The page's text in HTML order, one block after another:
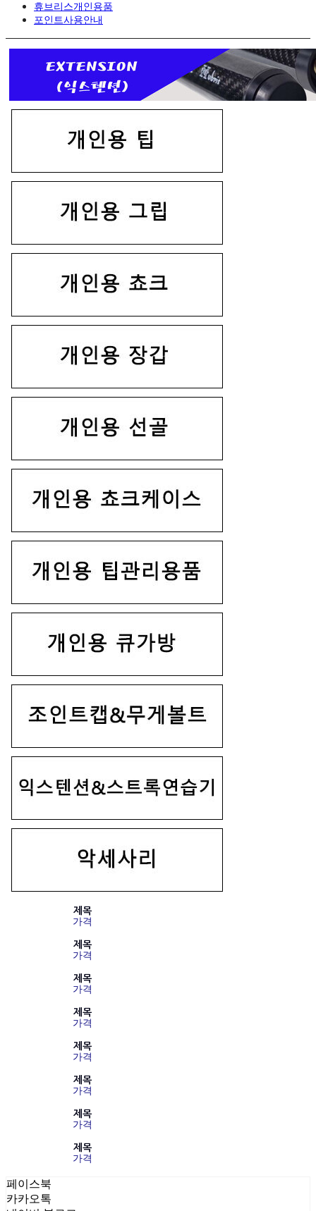
휴브리스개인용품
포인트사용안내
제목
가격
제목
가격
제목
가격
제목
가격
제목
가격
제목
가격
제목
가격
제목
가격
페이스북
카카오톡